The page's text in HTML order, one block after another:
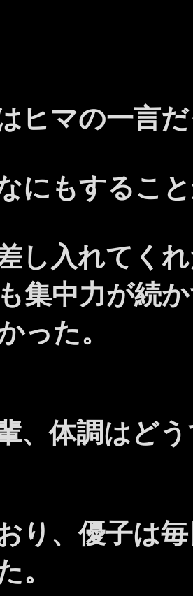
ヒマの一言
にもするこ
し入れてく
集中力が続
った。
、体調はど
り、優子は
。